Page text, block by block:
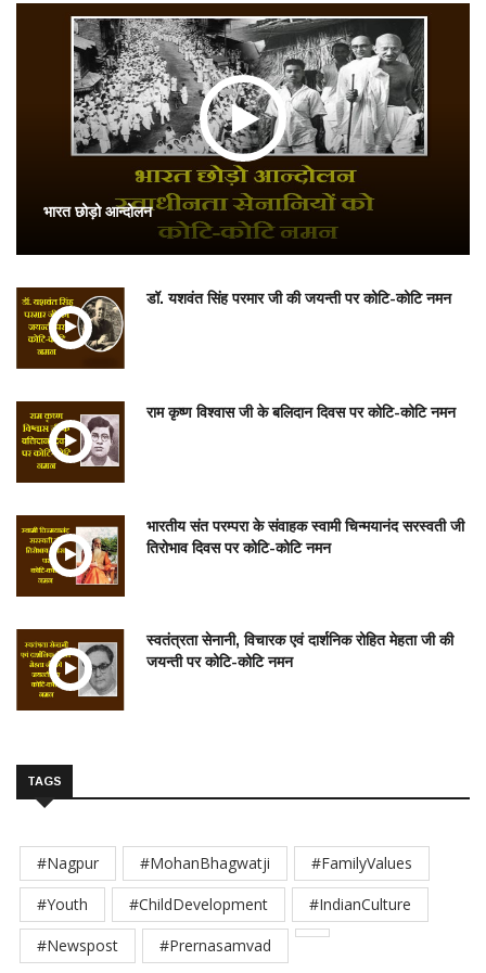
भारत छोड़ो आन्दोलन
डॉ. यशवंत सिंह परमार जी की जयन्ती पर कोटि-कोटि नमन
राम कृष्ण विश्वास जी के बलिदान दिवस पर कोटि-कोटि नमन
भारतीय संत परम्परा के संवाहक स्वामी चिन्मयानंद सरस्वती जी
तिरोभाव दिवस पर कोटि-कोटि नमन
स्वतंत्रता सेनानी, विचारक एवं दार्शनिक रोहित मेहता जी की
जयन्ती पर कोटि-कोटि नमन
TAGS
#Nagpur #MohanBhagwatji
#FamilyValues
#Youth
#ChildDevelopment
#IndianCulture
#Newspost
#Prernasamvad